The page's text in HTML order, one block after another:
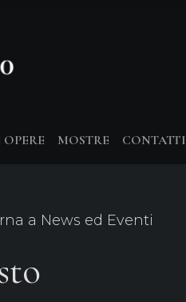
MOSTRE CONTATTI
a News ed Eventi